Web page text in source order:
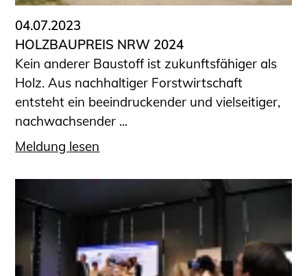
04.07.2023
HOLZBAUPREIS NRW 2024
Kein anderer Baustoff ist zukunftsfähiger als
Holz. Aus nachhaltiger Forstwirtschaft
entsteht ein be­ein­druckender und vielseitiger,
nachwachsender ...
Meldung lesen